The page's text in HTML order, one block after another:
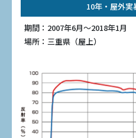
10年・屋外実
期間：2007年6月〜2018年1月
場所：三重県（屋上）